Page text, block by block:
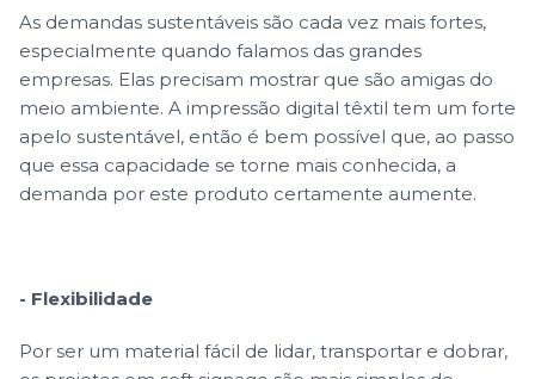
As demandas sustentáveis são cada vez mais fortes,
especialmente quando falamos das grandes
empresas. Elas precisam mostrar que são amigas do
meio ambiente. A impressão digital têxtil tem um forte
apelo sustentável, então é bem possível que, ao passo
que essa capacidade se torne mais conhecida, a
demanda por este produto certamente aumente.
- Flexibilidade
Por ser um material fácil de lidar, transportar e dobrar,